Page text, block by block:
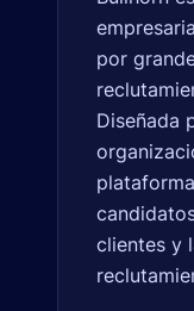
por
Diseñada
clientes y